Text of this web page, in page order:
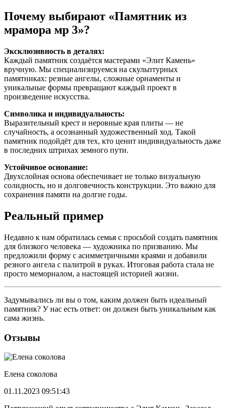
Почему выбирают «Памятник из
мрамора мр 3»?
Эксклюзивность в деталях:
Каждый памятник создаётся мастерами «Элит Камень»
вручную. Мы специализируемся на скульптурных
памятниках: резные ангелы, сложные орнаменты и
уникальные формы превращают каждый проект в
произведение искусства.
Символика и индивидуальность:
Выразительный крест и неровные края плиты — не
случайность, а осознанный художественный ход. Такой
памятник подойдёт для тех, кто ценит индивидуальность даже
в последних штрихах земного пути.
Устойчивое основание:
Двухслойная основа обеспечивает не только визуальную
солидность, но и долговечность конструкции. Это важно для
сохранения памяти на долгие годы.
Реальный пример
Недавно к нам обратилась семья с просьбой создать памятник
для близкого человека — художника по призванию. Мы
предложили форму с асимметричными краями и добавили
резного ангела с палитрой в руках. Итоговая работа стала не
просто мемориалом, а настоящей историей жизни.
Задумывались ли вы о том, каким должен быть идеальный
памятник? У нас есть ответ: он должен быть уникальным как
сама жизнь.
Отзывы
Елена соколова
01.11.2023 09:51:43